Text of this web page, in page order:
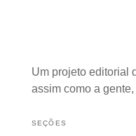
Um projeto editorial
assim como a
SEÇÕES